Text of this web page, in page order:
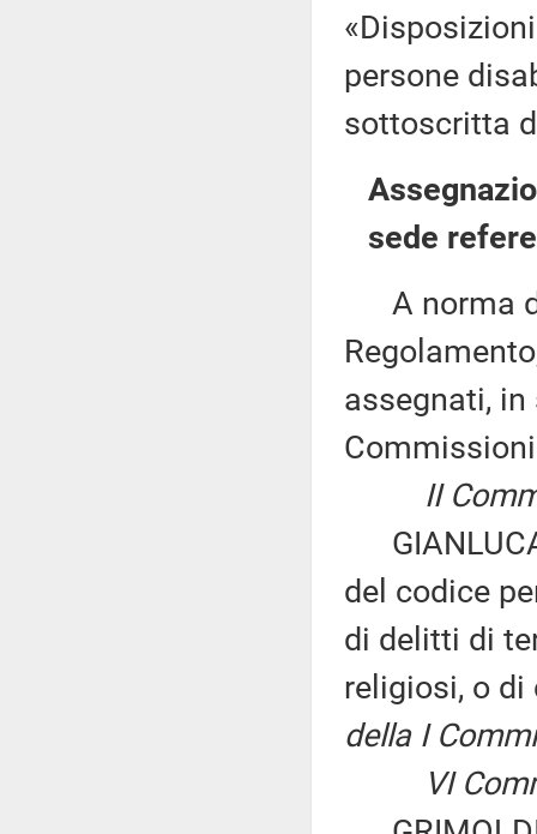
persone
sottoscritta
sede
A norma
assegnati,
II
del codice
di delitti di
religiosi, o
della I
VI